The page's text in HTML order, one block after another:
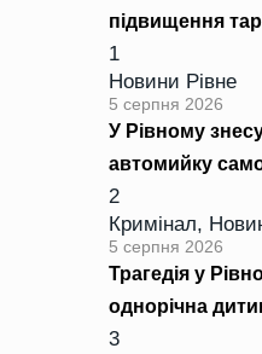
підвищення
1
Новини Рівне
5 серпня 2026
У Рівному
автомийку
2
Кримінал,
5 серпня 2026
Трагедія у
однорічна
3